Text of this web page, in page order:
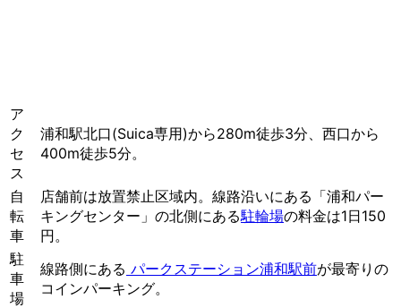
ア
ク
セ
ス
浦和駅北口(Suica専用)から280m徒歩3分、西口から
400m徒歩5分。
自
転
車
店舗前は放置禁止区域内。線路沿いにある「浦和パー
キングセンター」の北側にある駐輪場の料金は1日150
円。
駐
車
場
線路側にある パークステーション浦和駅前が最寄りの
コインパーキング。